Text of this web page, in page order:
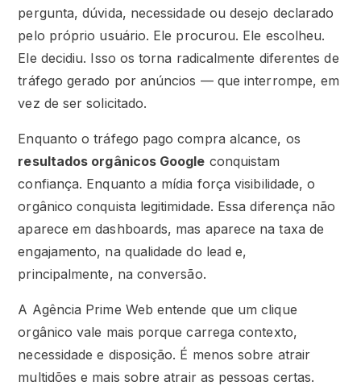
pergunta, dúvida, necessidade ou desejo declarado
pelo próprio usuário. Ele procurou. Ele escolheu.
Ele decidiu. Isso os torna radicalmente diferentes de
tráfego gerado por anúncios — que interrompe, em
vez de ser solicitado.
Enquanto o tráfego pago compra alcance, os
resultados orgânicos Google conquistam
confiança. Enquanto a mídia força visibilidade, o
orgânico conquista legitimidade. Essa diferença não
aparece em dashboards, mas aparece na taxa de
engajamento, na qualidade do lead e,
principalmente, na conversão.
A Agência Prime Web entende que um clique
orgânico vale mais porque carrega contexto,
necessidade e disposição. É menos sobre atrair
multidões e mais sobre atrair as pessoas certas.